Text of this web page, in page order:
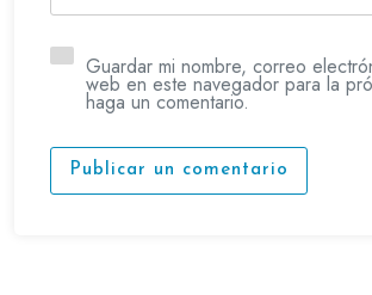
Guardar mi nombre, correo
web en este navegador para la
haga un comentario.
Publicar un comentario